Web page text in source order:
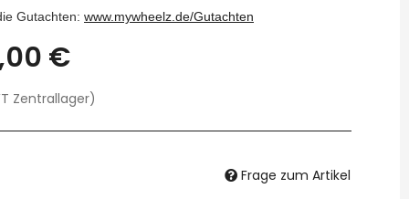
Gutachten: www.mywheelz.de/Gutachten
€
Zentrallager)
Frage zum Artikel